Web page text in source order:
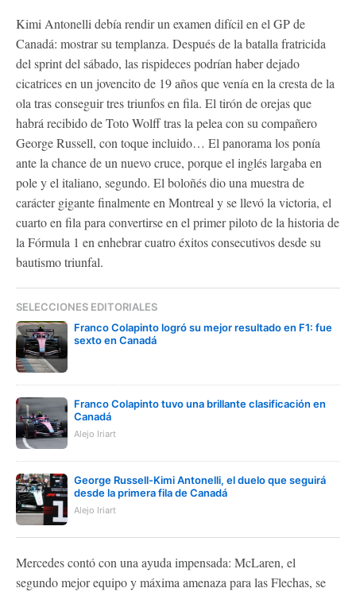
Kimi Antonelli debía rendir un examen difícil en el GP de
Canadá: mostrar su templanza. Después de la batalla fratricida
del sprint del sábado, las rispideces podrían haber dejado
cicatrices en un jovencito de 19 años que venía en la cresta de la
ola tras conseguir tres triunfos en fila. El tirón de orejas que
habrá recibido de Toto Wolff tras la pelea con su compañero
George Russell, con toque incluido… El panorama los ponía
ante la chance de un nuevo cruce, porque el inglés largaba en
pole y el italiano, segundo. El boloñés dio una muestra de
carácter gigante finalmente en Montreal y se llevó la victoria, el
cuarto en fila para convertirse en el primer piloto de la historia de
la Fórmula 1 en enhebrar cuatro éxitos consecutivos desde su
bautismo triunfal.
SELECCIONES EDITORIALES
Franco Colapinto logró su mejor resultado en F1: fue
sexto en Canadá
Franco Colapinto tuvo una brillante clasificación en
Canadá
Alejo Iriart
George Russell-Kimi Antonelli, el duelo que seguirá
desde la primera fila de Canadá
Alejo Iriart
Mercedes contó con una ayuda impensada: McLaren, el
segundo mejor equipo y máxima amenaza para las Flechas, se